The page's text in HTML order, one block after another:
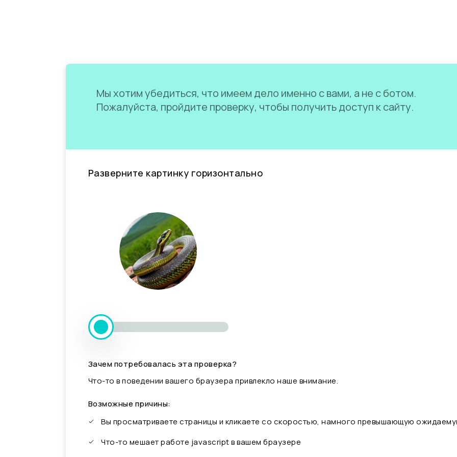
Мы хотим убедиться, что имеем дело именно с вами, а не с ботом.
Пожалуйста, пройдите проверку, чтобы получить доступ к сайту.
Разверните картинку горизонтально
Зачем потребовалась эта проверка?
Что-то в поведении вашего браузера привлекло наше внимание.
Возможные причины:
Вы просматриваете страницы и кликаете со скоростью, намного превышающую
Что-то мешает работе javascript в вашем браузере